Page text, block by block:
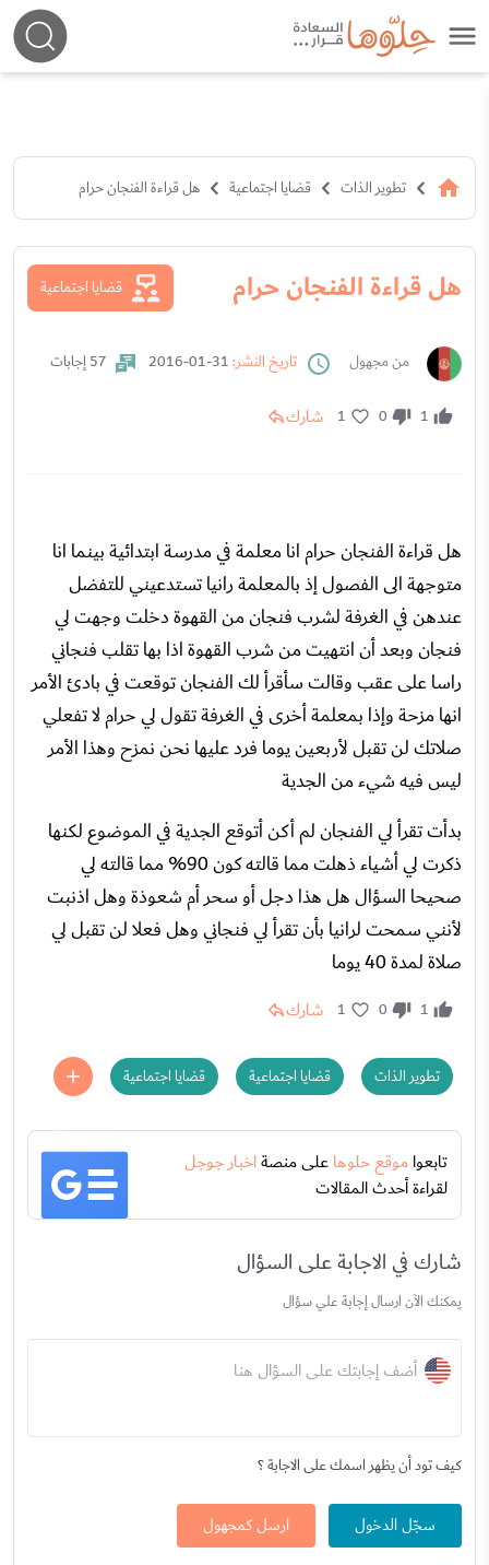
تطوير الذات قضايا اجتماعية هل قراءة الفنجان حرام
هل قراءة الفنجان حرام قضايا اجتماعية
من مجهول تاريخ النشر: 57 إجابات
1
0
1 شارك
هل قراءة الفنجان حرام انا معلمة في مدرسة ابتدائية بينما انا
متوجهة الى الفصول إذ بالمعلمة رانيا تستدعيني للتفضل
عندهن في الغرفة لشرب فنجان من القهوة دخلت وجهت لي
فنجان وبعد أن انتهيت من شرب القهوة اذا بها تقلب فنجاني
راسا على عقب وقالت سأقرأ لك الفنجان توقعت في بادئ الأمر
انها مزحة وإذا بمعلمة أخرى في الغرفة تقول لي حرام لا تفعلي
صلاتك لن تقبل لأربعين يوما فرد عليها نحن نمزح وهذا الأمر
ليس فيه شيء من الجدية
بدأت تقرأ لي الفنجان لم أكن أتوقع الجدية في الموضوع لكنها
ذكرت لي أشياء ذهلت مما قالته كون 90% مما قالته لي
صحيحا السؤال هل هذا دجل أو سحر أم شعوذة وهل اذنبت
لأنني سمحت لرانيا بأن تقرأ لي فنجاني وهل فعلا لن تقبل لي
صلاة لمدة 40 يوما
1
0
1 شارك
تطوير الذات قضايا اجتماعية قضايا اجتماعية
تابعواموقع حلوهاعلى منصةاخبار جوجل
لقراءة أحدث المقالات
شارك في الاجابة على السؤال
يمكنك الآن ارسال إجابة علي سؤال
أضف إجابتك على السؤال هنا
كيف تود أن يظهر اسمك على الاجابة ؟
سجّل الدخول ارسل كمجهول